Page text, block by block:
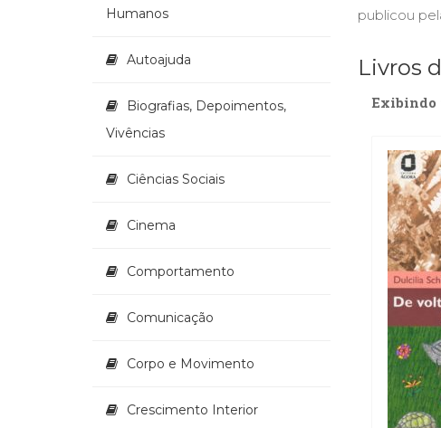
publicou
Livros
Exibindo
Humanos
Autoajuda
Biografias, Depoimentos,
Vivências
Ciências Sociais
Cinema
Comportamento
Comunicação
Corpo e Movimento
Crescimento Interior